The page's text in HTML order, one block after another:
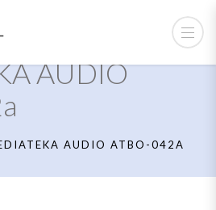
AUDIO
AUDIO ATBO-042A